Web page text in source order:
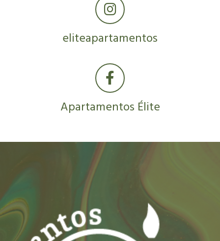
eliteapartamentos
Apartamentos Élite